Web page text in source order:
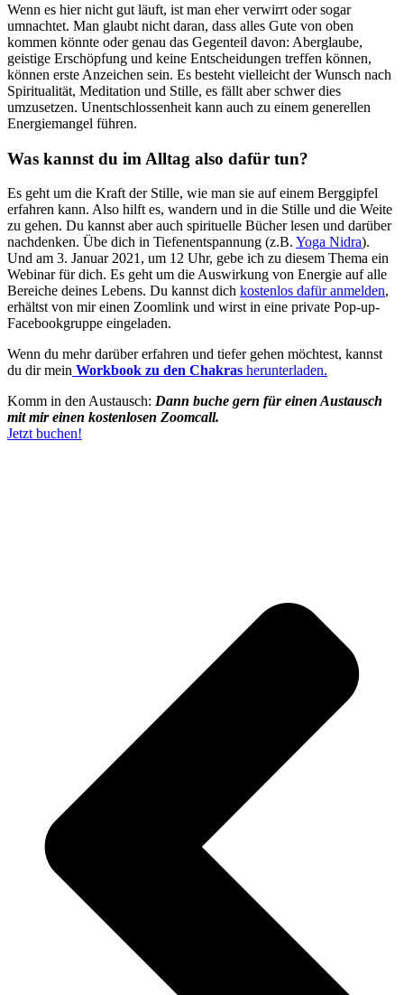
Wenn es hier nicht gut läuft, ist man eher verwirrt oder sogar
umnachtet. Man glaubt nicht daran, dass alles Gute von oben
kommen könnte oder genau das Gegenteil davon: Aberglaube,
geistige Erschöpfung und keine Entscheidungen treffen können,
können erste Anzeichen sein. Es besteht vielleicht der Wunsch nach
Spiritualität, Meditation und Stille, es fällt aber schwer dies
umzusetzen. Unentschlossenheit kann auch zu einem generellen
Energiemangel führen.
Was kannst du im Alltag also dafür tun?
Es geht um die Kraft der Stille, wie man sie auf einem Berggipfel
erfahren kann. Also hilft es, wandern und in die Stille und die Weite
zu gehen. Du kannst aber auch spirituelle Bücher lesen und darüber
nachdenken. Übe dich in Tiefenentspannung (z.B. Yoga Nidra).
Und am 3. Januar 2021, um 12 Uhr, gebe ich zu diesem Thema ein
Webinar für dich. Es geht um die Auswirkung von Energie auf alle
Bereiche deines Lebens. Du kannst dich kostenlos dafür anmelden,
erhältst von mir einen Zoomlink und wirst in eine private Pop-up-
Facebookgruppe eingeladen.
Wenn du mehr darüber erfahren und tiefer gehen möchtest, kannst
du dir mein Workbook zu den Chakras herunterladen.
Komm in den Austausch: Dann buche gern für einen Austausch
mit mir einen kostenlosen Zoomcall.
Jetzt buchen!